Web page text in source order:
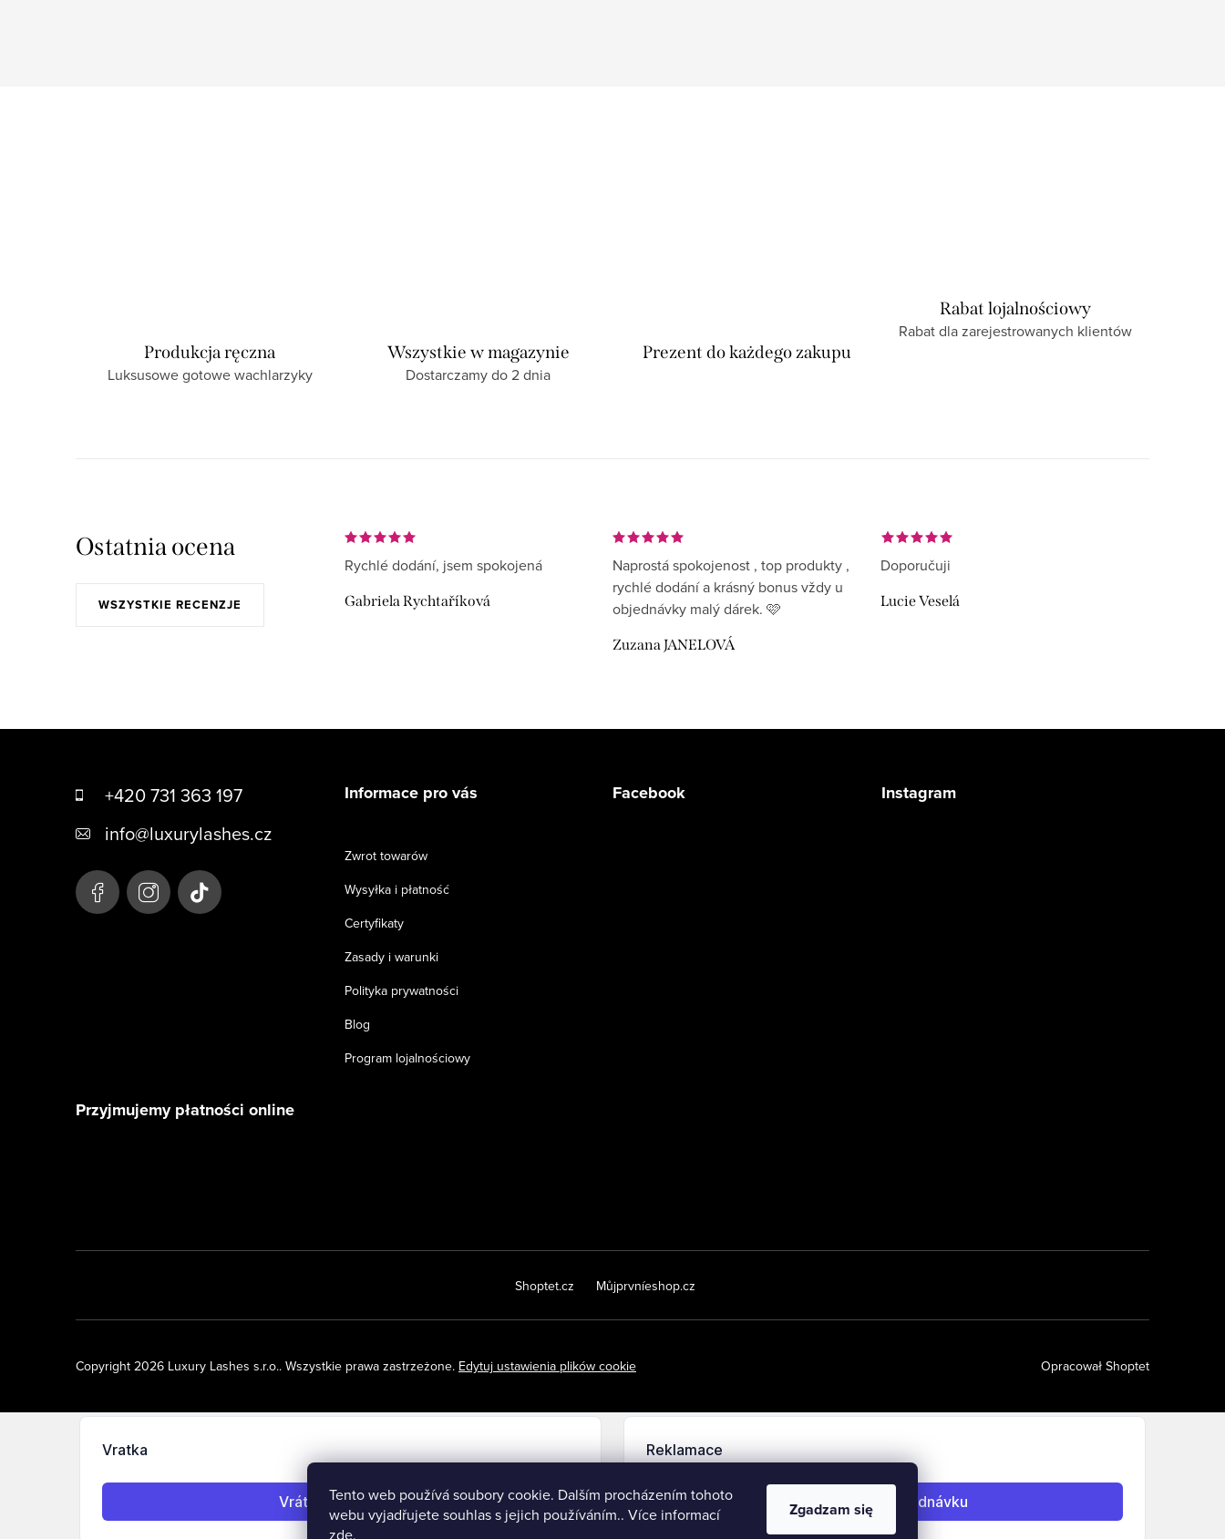
Tento web používá soubory cookie. Dalším procházením tohoto
webu vyjadřujete souhlas s jejich používáním.. Více informací
zde.
Zgadzam się
Produkcja ręczna
Luksusowe gotowe wachlarzyky
Wszystkie w magazynie
Dostarczamy do 2 dnia
Prezent do każdego zakupu
Rabat lojalnościowy
Rabat dla zarejestrowanych klientów
Ostatnia ocena
WSZYSTKIE RECENZJE
Rychlé dodání, jsem spokojená
Gabriela Rychtaříková
Naprostá spokojenost , top produkty ,
rychlé dodání a krásný bonus vždy u
objednávky malý dárek. 🩷
Zuzana JANELOVÁ
Doporučuji
Lucie Veselá
+420 731 363 197
info@luxurylashes.cz
Informace pro vás
Zwrot towarów
Wysyłka i płatność
Certyfikaty
Zasady i warunki
Polityka prywatności
Blog
Program lojalnościowy
Facebook Instagram
Przyjmujemy płatności online
Shoptet.cz Můjprvníeshop.cz
Opracował Shoptet
Copyright 2026 Luxury Lashes s.r.o.. Wszystkie prawa zastrzeżone. Edytuj ustawienia plików cookie